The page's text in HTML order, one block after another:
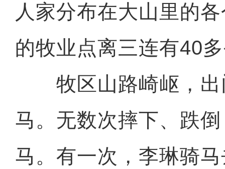
人家分布在大山里的
的牧业点离三连有40
牧区山路崎岖，出
马。无数次摔下、跌
马。有一次，李琳骑